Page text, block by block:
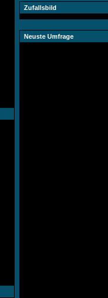
Zufallsbild
Neuste Umfrage